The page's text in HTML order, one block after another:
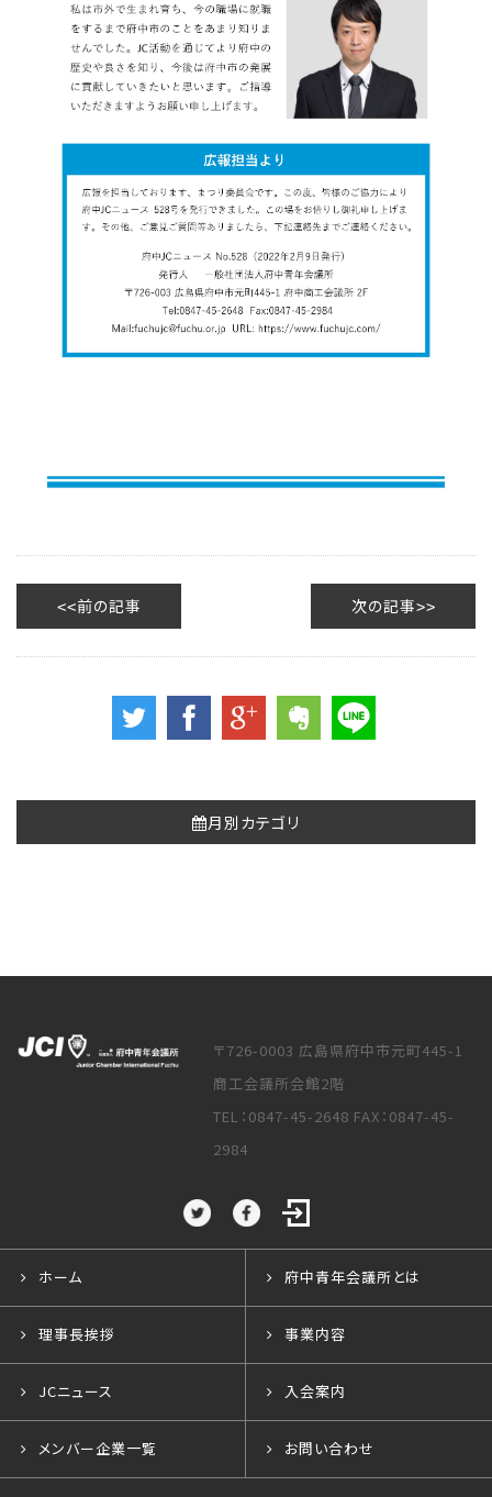
前の記事 次の記事
月別カテゴリ
〒726-0003 広島県府中市元町445-1
商工会議所会館2階
TEL：0847-45-2648 FAX：0847-45-
2984
ホーム 府中青年会議所とは
理事長挨拶 事業内容
JCニュース 入会案内
メンバー企業一覧 お問い合わせ